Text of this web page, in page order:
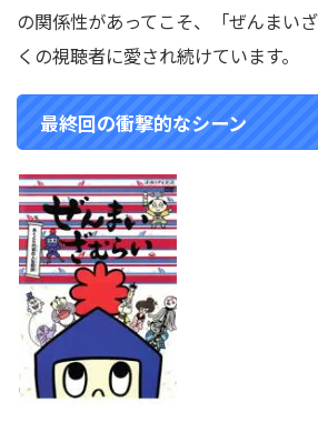
の関係性があってこそ、「ぜんまい
くの視聴者に愛され続けています。
最終回の衝撃的なシーン